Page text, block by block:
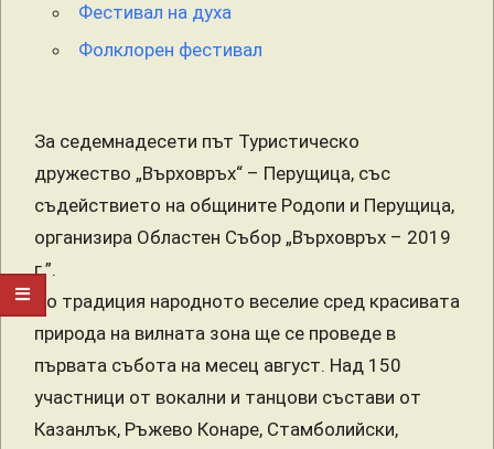
Фестивал на духа
Фолклорен фестивал
За седемнадесети път Туристическо
дружество „Върховръх“ – Перущица, със
съдействието на общините Родопи и Перущица,
организира Областен Събор „Върховръх – 2019
г.”.
По традиция народното веселие сред красивата
природа на вилната зона ще се проведе в
първата събота на месец август. Над 150
участници от вокални и танцови състави от
Казанлък, Ръжево Конаре, Стамболийски,